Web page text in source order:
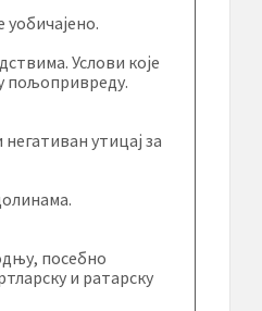
Услови које
пољопривреду.
утицај за
посебно
и ратарску